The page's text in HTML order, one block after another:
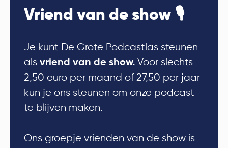
Vriend van de show 🎙
Je kunt De Grote Podcastlas steunen
alsvriend van de show. Voor slechts
2,50 euro per maand of 27,50 per jaar
kun je ons steunen om onze podcast
te blijven maken.
Ons groepje vrienden van de show is